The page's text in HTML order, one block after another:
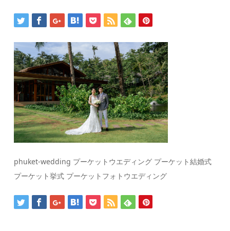
phuket-wedding プーケットウエディング プーケット結婚式
プーケット挙式 プーケットフォトウエディング